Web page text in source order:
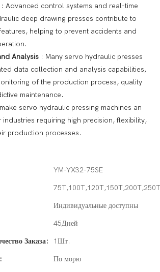
: Advanced control systems and real-time
deep drawing presses contribute to
helping to prevent accidents and
Analysis : Many servo hydraulic presses
data collection and analysis capabilities,
of the production process, quality
maintenance.
servo hydraulic pressing machines an
requiring high precision, flexibility,
production processes.
YM-YX32-75SE
Индивидуальные доступны
45Дней
Заказа: 1Шт.
По морю